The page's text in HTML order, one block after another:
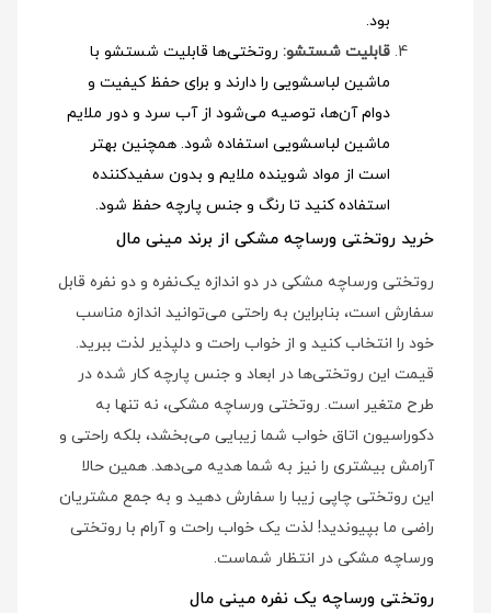
بود.
قابلیت شستشو: روتختی‌ها قابلیت شستشو با
ماشین لباسشویی را دارند و برای حفظ کیفیت و
دوام آن‌ها، توصیه می‌شود از آب سرد و دور ملایم
ماشین لباسشویی استفاده شود. همچنین بهتر
است از مواد شوینده ملایم و بدون سفیدکننده
استفاده کنید تا رنگ و جنس پارچه حفظ شود.
خرید روتختی ورساچه مشکی از برند مینی مال
روتختی ورساچه مشکی در دو اندازه یک‌نفره و دو نفره قابل
سفارش است، بنابراین به راحتی می‌توانید اندازه مناسب
خود را انتخاب کنید و از خواب راحت و دلپذیر لذت ببرید.
قیمت این روتختی‌ها در ابعاد و جنس پارچه کار شده در
طرح متغیر است. روتختی ورساچه مشکی، نه تنها به
دکوراسیون اتاق خواب شما زیبایی می‌بخشد، بلکه راحتی و
آرامش بیشتری را نیز به شما هدیه می‌دهد. همین حالا
این روتختی چاپی زیبا را سفارش دهید و به جمع مشتریان
راضی ما بپیوندید! لذت یک خواب راحت و آرام با روتختی
ورساچه مشکی در انتظار شماست.
روتختی ورساچه یک نفره مینی مال